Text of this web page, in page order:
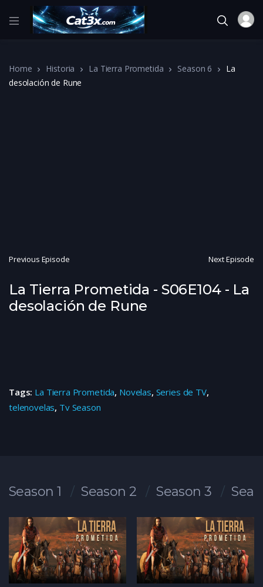
Home Historia La Tierra Prometida Season 6
La
desolación de Rune
Previous Episode Next Episode
La Tierra Prometida - S06E104 - La
desolación de Rune
Tags: La Tierra Prometida, Novelas, Series de TV,
telenovelas, Tv Season
Season 1 Season 2 Season 3